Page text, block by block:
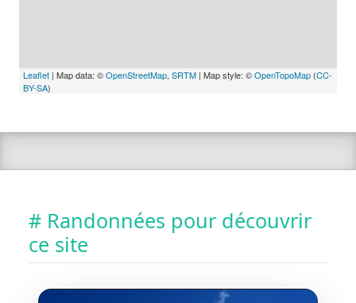
Leaflet | Map data: ©OpenStreetMap, SRTM | Map style: ©OpenTopoMap (CC-
BY-SA)
# Randonnées pour découvrir
ce site